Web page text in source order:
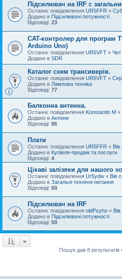
Підсилювач на IRF с
Останнє повідомлення UR5FFR «
Додано в Підсилювачі потужності
Відповіді: 23
CAT-контролер для програм
Arduino Uno)
Останнє повідомлення UR5VFT « Чет
Додано в SDR
Каталог схем трансиверів.
Останнє повідомлення UR5VFT «
Додано в Лампова техніка
Відповіді: 77
Балконна антенна.
Останнє повідомлення Konstantin M «
Додано в Антени
Відповіді: 86
Плати
Останнє повідомлення UR5FFR «
Додано в Купівля-продаж та послуги
Відповіді: 4
Цікаві залізяки для нашого
Останнє повідомлення Ur5ydw « Вів
Додано в Загальні технічні питання
Відповіді: 60
Підсилювач на IRF
Останнє повідомлення oldPsyho «
Додано в Підсилювачі потужності
Відповіді: 59
Пошук дав 8 результатів